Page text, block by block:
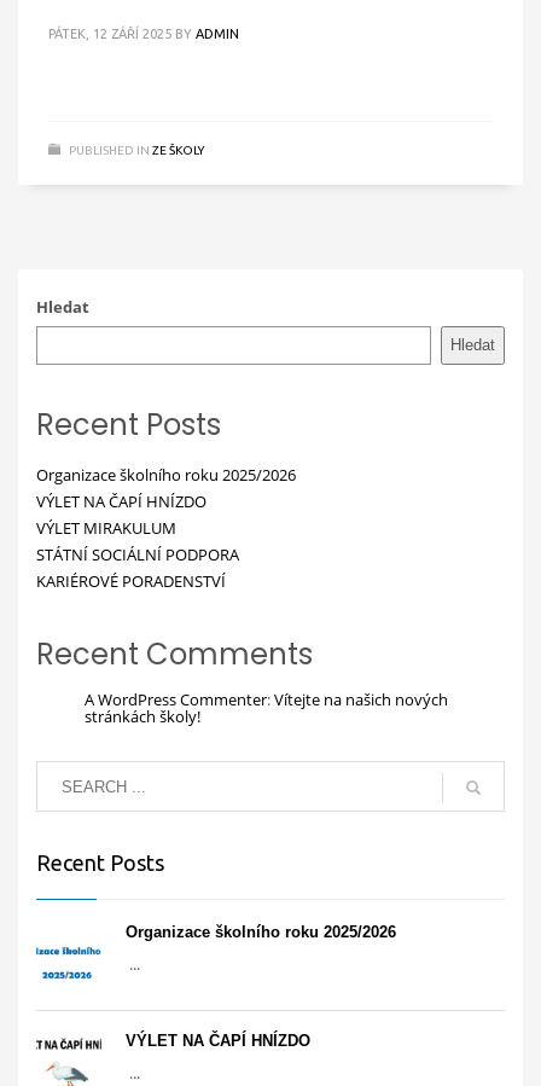
PÁTEK, 12 ZÁŘÍ 2025 BY ADMIN
PUBLISHED IN ZE ŠKOLY
Hledat
Hledat
Recent Posts
Organizace školního roku 2025/2026
VÝLET NA ČAPÍ HNÍZDO
VÝLET MIRAKULUM
STÁTNÍ SOCIÁLNÍ PODPORA
KARIÉROVÉ PORADENSTVÍ
Recent Comments
A WordPress Commenter:Vítejte na našich nových
stránkách školy!
Recent Posts
Organizace školního roku 2025/2026
...
VÝLET NA ČAPÍ HNÍZDO
...